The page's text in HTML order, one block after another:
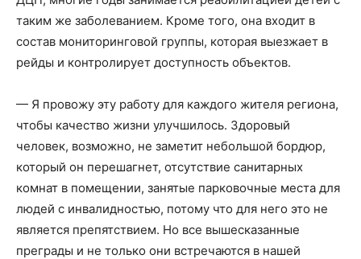
таким же заболеванием. Кроме того, она входит в
состав мониторинговой группы, которая выезжает в
рейды и контролирует доступность объектов.
— Я провожу эту работу для каждого жителя региона,
чтобы качество жизни улучшилось. Здоровый
человек, возможно, не заметит небольшой бордюр,
который он перешагнет, отсутствие санитарных
комнат в помещении, занятые парковочные места для
людей с инвалидностью, потому что для него это не
является препятствием. Но все вышесказанные
преграды и не только они встречаются в нашей